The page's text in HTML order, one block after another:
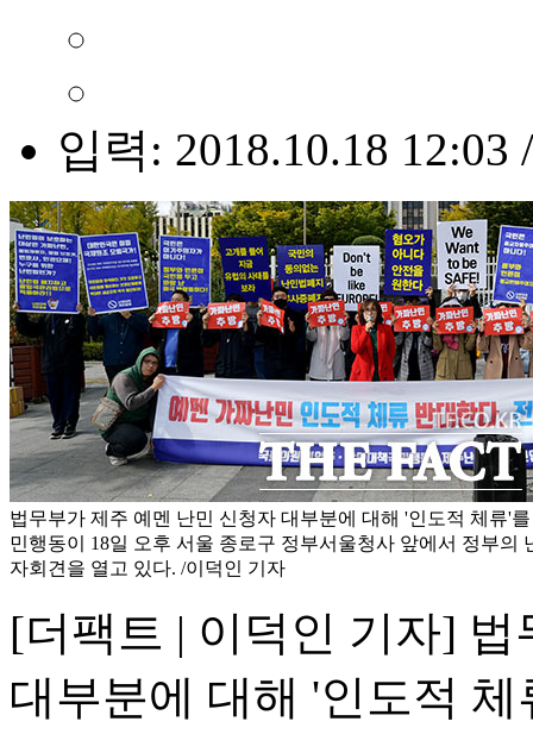
입력: 2018.10.18 12:03
법무부가 제주 예멘 난민 신청자 대부분에 대해 '인도적 체류'
민행동이 18일 오후 서울 종로구 정부서울청사 앞에서 정부의
자회견을 열고 있다. /이덕인 기자
[더팩트 | 이덕인 기자]
대부분에 대해 '인도적